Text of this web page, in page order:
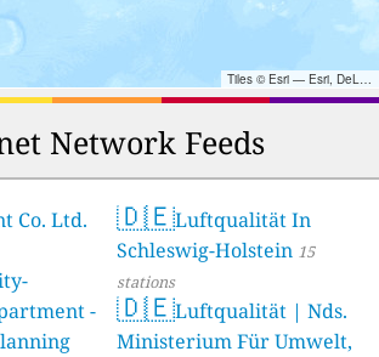
Tiles © Esri — Esri, DeLorme, NAVTEQ, TomTom, Intermap, iPC, USGS, FAO, NPS, NRCAN, GeoBase, Kadaster NL, Ordnance Survey, Esri Japan, METI, Esri China (Hong Kong), and the GIS User Community
Network Feeds
Co. Ltd.
-
🇩🇪Luftqualität In
Schleswig-Holstein 15
stations
🇩🇪Luftqualität | Nds.
Ministerium Für Umwelt,